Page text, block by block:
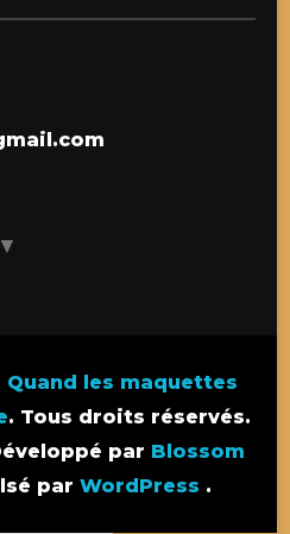
▼
Quand les maquettes
. Tous droits réservés.
par Blossom
par WordPress .